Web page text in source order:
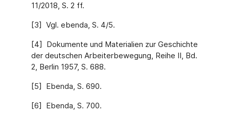
11/2018, S. 2 ff.
[3] Vgl. ebenda, S. 4/5.
[4] Dokumente und Materialien zur Geschichte
der deutschen Arbeiterbewegung, Reihe II, Bd.
2, Berlin 1957, S. 688.
[5] Ebenda, S. 690.
[6] Ebenda, S. 700.